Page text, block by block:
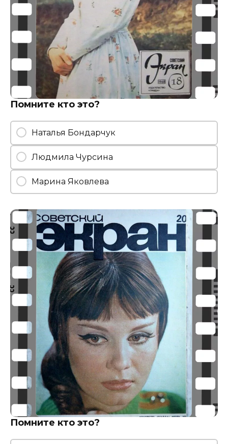
Помните кто это?
Наталья Бондарчук
Людмила Чурсина
Марина Яковлева
Помните кто это?